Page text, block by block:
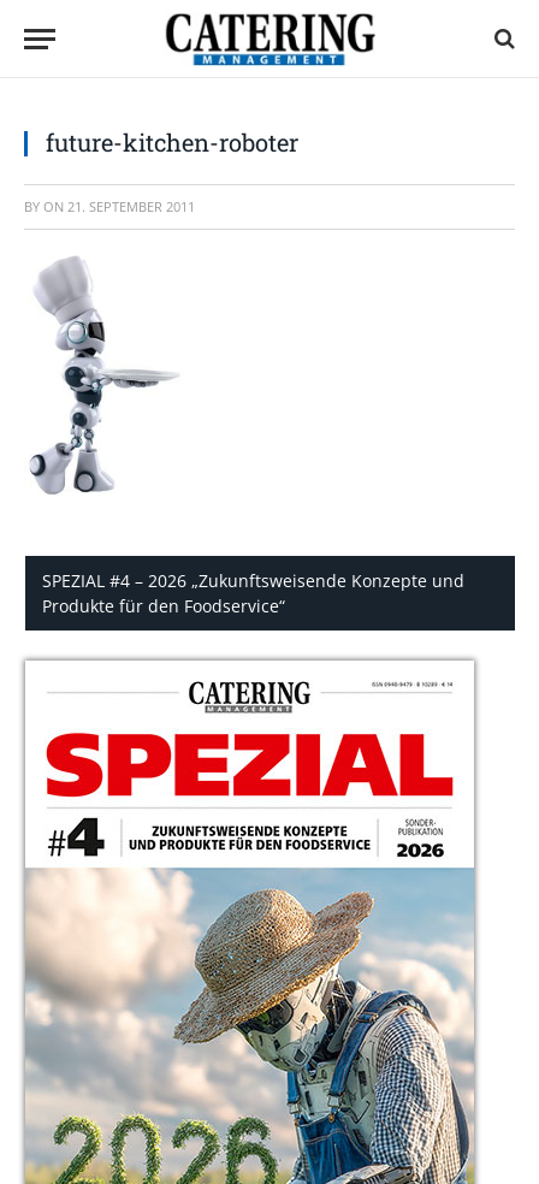
future-kitchen-roboter
BY ON 21. SEPTEMBER 2011
SPEZIAL #4 – 2026 „Zukunftsweisende Konzepte und
Produkte für den Foodservice“